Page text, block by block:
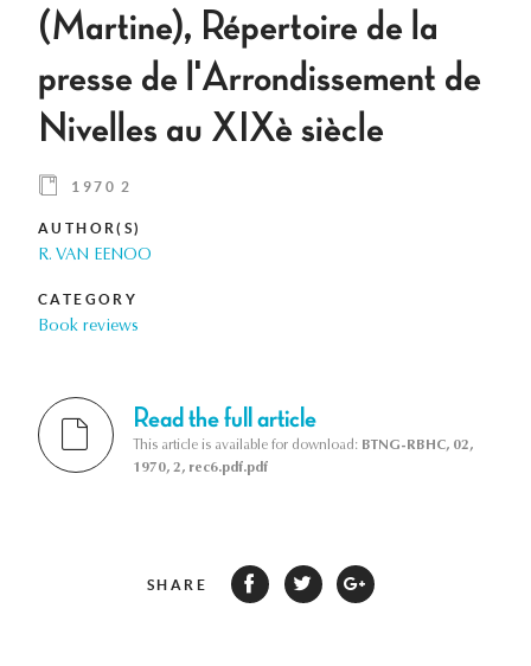
(Martine), Répertoire de la
presse de l'Arrondissement de
Nivelles au XIXè siècle
1970 2
AUTHOR(S)
R. VAN EENOO
CATEGORY
Book reviews
Read the full article
This article is available for download: BTNG-RBHC, 02,
1970, 2, rec6.pdf.pdf
SHARE